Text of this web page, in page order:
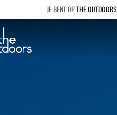
THE OUTDOORS